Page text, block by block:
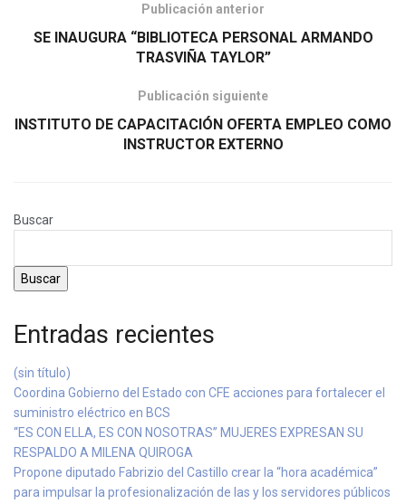
Publicación anterior
SE INAUGURA “BIBLIOTECA PERSONAL ARMANDO
TRASVIÑA TAYLOR”
Publicación siguiente
INSTITUTO DE CAPACITACIÓN OFERTA EMPLEO COMO
INSTRUCTOR EXTERNO
Buscar
Buscar
Entradas recientes
(sin título)
Coordina Gobierno del Estado con CFE acciones para fortalecer el
suministro eléctrico en BCS
“ES CON ELLA, ES CON NOSOTRAS” MUJERES EXPRESAN SU
RESPALDO A MILENA QUIROGA
Propone diputado Fabrizio del Castillo crear la “hora académica”
para impulsar la profesionalización de las y los servidores públicos